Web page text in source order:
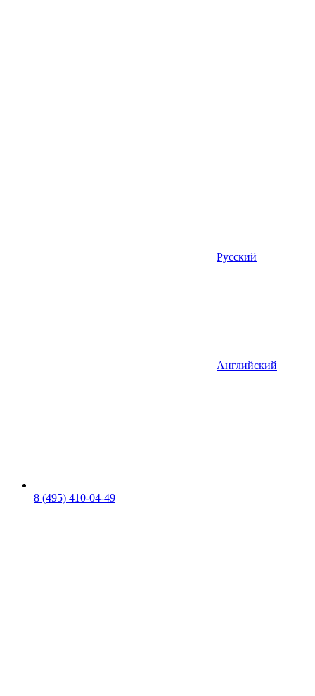
Русский
Английский
8 (495) 410-04-49